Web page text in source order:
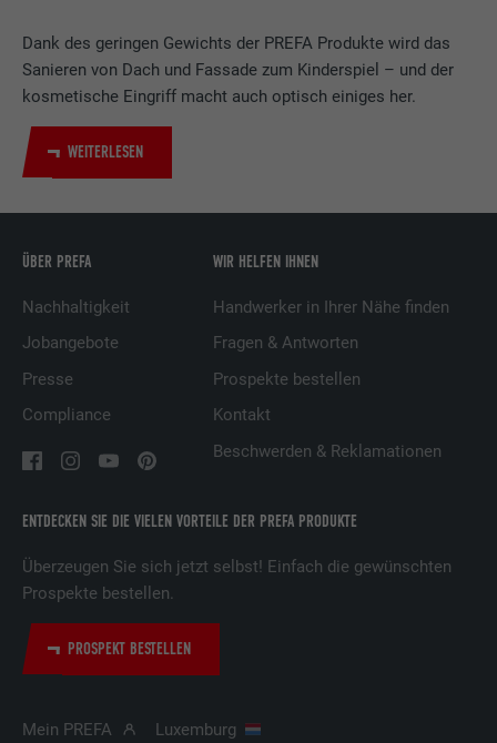
Dank des geringen Gewichts der PREFA Produkte wird das
Sanieren von Dach und Fassade zum Kinderspiel – und der
kosmetische Eingriff macht auch optisch einiges her.
WEITERLESEN
ENTDECKEN SIE DIE VIELEN VORTEILE DER PREFA PRODUKTE
Überzeugen Sie sich jetzt selbst! Einfach die gewünschten
Prospekte bestellen.
PROSPEKT BESTELLEN
ÜBER PREFA
Nachhaltigkeit
Jobangebote
Presse
Compliance
WIR HELFEN IHNEN
Handwerker in Ihrer Nähe finden
Fragen & Antworten
Prospekte bestellen
Kontakt
Beschwerden & Reklamationen
Mein PREFA Luxemburg
Anbieter LinkedIn
Laufzeit 2 Jahre
Zweck
Dienstleistungen.
Anbieter
Laufzeit
mehreren Webseiten zu verfolgen, um
präsentieren.
Name
Anbieter LinkedIn